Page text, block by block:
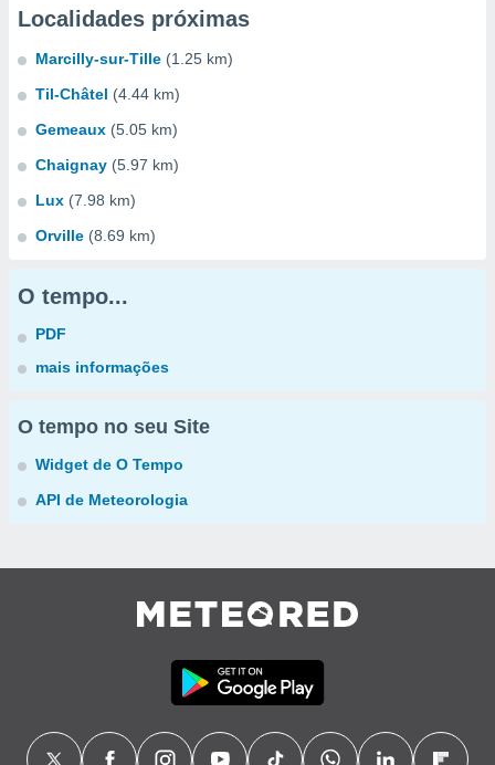
Localidades próximas
Marcilly-sur-Tille (1.25 km)
Til-Châtel (4.44 km)
Gemeaux (5.05 km)
Chaignay (5.97 km)
Lux (7.98 km)
Orville (8.69 km)
O tempo...
PDF
mais informações
O tempo no seu Site
Widget de O Tempo
API de Meteorologia